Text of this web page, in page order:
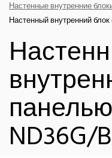
Настенные внутренние
Настенный внутренний
ND36G/